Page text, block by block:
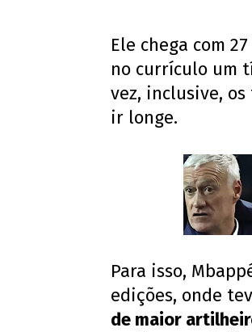
Ele chega com
no currículo um
vez, inclusive,
ir longe.
Para isso,
edições, onde
de maior